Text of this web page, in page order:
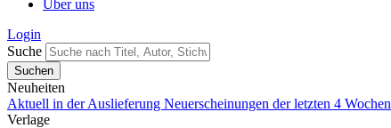
Über uns
Login
Suche
Neuheiten
Aktuell in der Auslieferung Neuerscheinungen der letzten 4 Wochen
Verlage